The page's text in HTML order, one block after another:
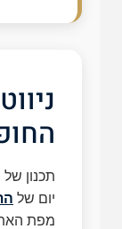
תכנון
יום של
מפת